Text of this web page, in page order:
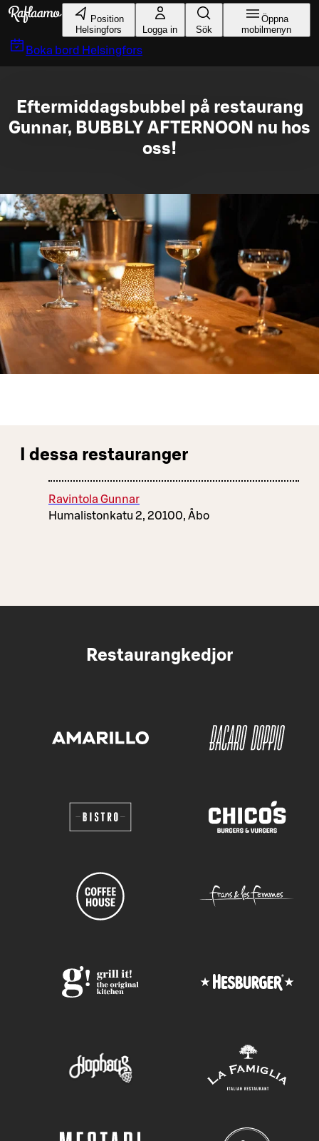
Gå till huvudinnehållet
Position
Helsingfors
Logga in Sök
Öppna
mobilmenyn
Boka bord Helsingfors
Eftermiddagsbubbel på restaurang
Gunnar, BUBBLY AFTERNOON nu hos
oss!
I dessa restauranger
Ravintola Gunnar
Humalistonkatu 2, 20100, Åbo
Restaurangkedjor